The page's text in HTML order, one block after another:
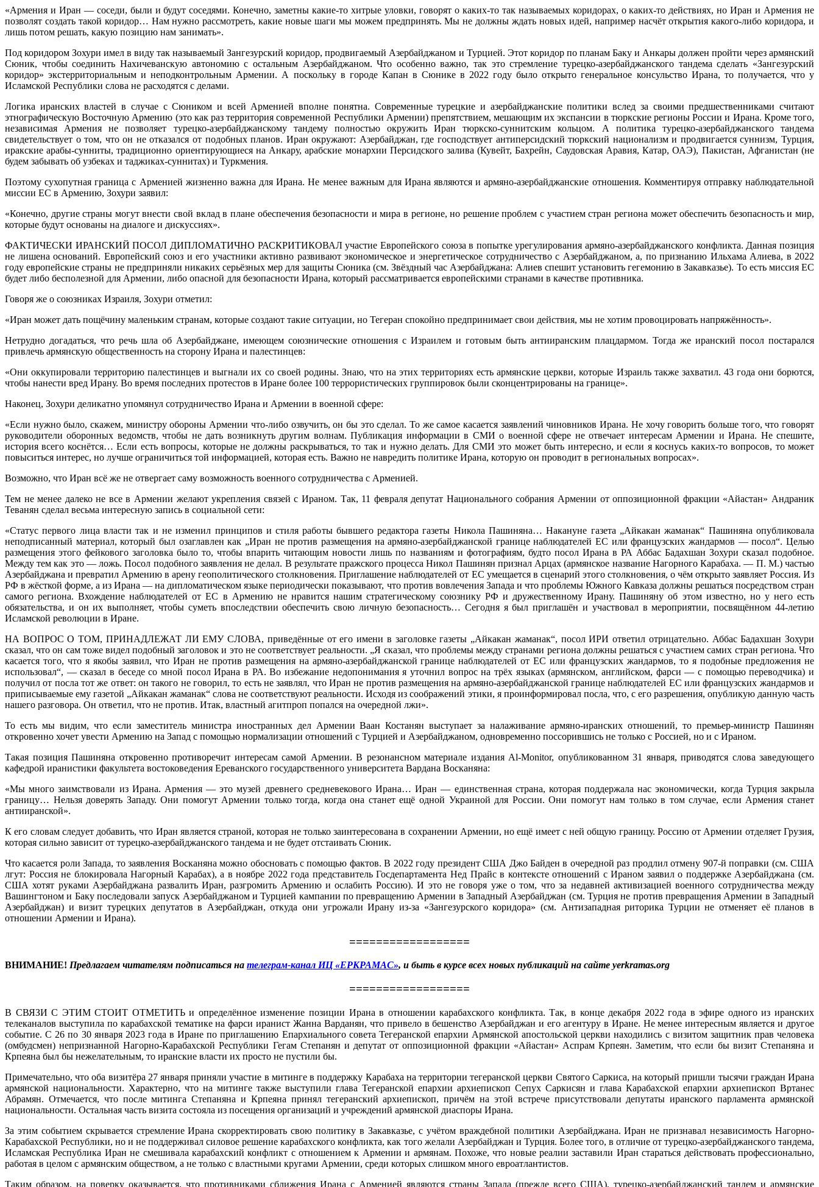
«Армения и Иран — соседи, были и будут соседями. Конечно, заметны какие-то хитрые уловки, говорят о каких-то так называемых коридорах, о каких-то действиях, но Иран и Армения не
позволят создать такой коридор… Нам нужно рассмотреть, какие новые шаги мы можем предпринять. Мы не должны ждать новых идей, например насчёт открытия какого-либо коридора, и
лишь потом решать, какую позицию нам занимать».
Под коридором Зохури имел в виду так называемый Зангезурский коридор, продвигаемый Азербайджаном и Турцией. Этот коридор по планам Баку и Анкары должен пройти через армянский
Сюник, чтобы соединить Нахичеванскую автономию с остальным Азербайджаном. Что особенно важно, так это стремление турецко-азербайджанского тандема сделать «Зангезурский
коридор» экстерриториальным и неподконтрольным Армении. А поскольку в городе Капан в Сюнике в 2022 году было открыто генеральное консульство Ирана, то получается, что у
Исламской Республики слова не расходятся с делами.
Логика иранских властей в случае с Сюником и всей Арменией вполне понятна. Современные турецкие и азербайджанские политики вслед за своими предшественниками считают
этнографическую Восточную Армению (это как раз территория современной Республики Армении) препятствием, мешающим их экспансии в тюркские регионы России и Ирана. Кроме того,
независимая Армения не позволяет турецко-азербайджанскому тандему полностью окружить Иран тюркско-суннитским кольцом. А политика турецко-азербайджанского тандема
свидетельствует о том, что он не отказался от подобных планов. Иран окружают: Азербайджан, где господствует антиперсидский тюркский национализм и продвигается суннизм, Турция,
иракские арабы-сунниты, традиционно ориентирующиеся на Анкару, арабские монархии Персидского залива (Кувейт, Бахрейн, Саудовская Аравия, Катар, ОАЭ), Пакистан, Афганистан (не
будем забывать об узбеках и таджиках-суннитах) и Туркмения.
Поэтому сухопутная граница с Арменией жизненно важна для Ирана. Не менее важным для Ирана являются и армяно-азербайджанские отношения. Комментируя отправку наблюдательной
миссии ЕС в Армению, Зохури заявил:
«Конечно, другие страны могут внести свой вклад в плане обеспечения безопасности и мира в регионе, но решение проблем с участием стран региона может обеспечить безопасность и мир,
которые будут основаны на диалоге и дискуссиях».
ФАКТИЧЕСКИ ИРАНСКИЙ ПОСОЛ ДИПЛОМАТИЧНО РАСКРИТИКОВАЛ участие Европейского союза в попытке урегулирования армяно-азербайджанского конфликта. Данная позиция
не лишена оснований. Европейский союз и его участники активно развивают экономическое и энергетическое сотрудничество с Азербайджаном, а, по признанию Ильхама Алиева, в 2022
году европейские страны не предприняли никаких серьёзных мер для защиты Сюника (см. Звёздный час Азербайджана: Алиев спешит установить гегемонию в Закавказье). То есть миссия ЕС
будет либо бесполезной для Армении, либо опасной для безопасности Ирана, который рассматривается европейскими странами в качестве противника.
Говоря же о союзниках Израиля, Зохури отметил:
«Иран может дать пощёчину маленьким странам, которые создают такие ситуации, но Тегеран спокойно предпринимает свои действия, мы не хотим провоцировать напряжённость».
Нетрудно догадаться, что речь шла об Азербайджане, имеющем союзнические отношения с Израилем и готовым быть антииранским плацдармом. Тогда же иранский посол постарался
привлечь армянскую общественность на сторону Ирана и палестинцев:
«Они оккупировали территорию палестинцев и выгнали их со своей родины. Знаю, что на этих территориях есть армянские церкви, которые Израиль также захватил. 43 года они борются,
чтобы нанести вред Ирану. Во время последних протестов в Иране более 100 террористических группировок были сконцентрированы на границе».
Наконец, Зохури деликатно упомянул сотрудничество Ирана и Армении в военной сфере:
«Если нужно было, скажем, министру обороны Армении что-либо озвучить, он бы это сделал. То же самое касается заявлений чиновников Ирана. Не хочу говорить больше того, что говорят
руководители оборонных ведомств, чтобы не дать возникнуть другим волнам. Публикация информации в СМИ о военной сфере не отвечает интересам Армении и Ирана. Не спешите,
история всего коснётся… Если есть вопросы, которые не должны раскрываться, то так и нужно делать. Для СМИ это может быть интересно, и если я коснусь каких-то вопросов, то может
повыситься интерес, но лучше ограничиться той информацией, которая есть. Важно не навредить политике Ирана, которую он проводит в региональных вопросах».
Возможно, что Иран всё же не отвергает саму возможность военного сотрудничества с Арменией.
Тем не менее далеко не все в Армении желают укрепления связей с Ираном. Так, 11 февраля депутат Национального собрания Армении от оппозиционной фракции «Айастан» Андраник
Теванян сделал весьма интересную запись в социальной сети:
«Статус первого лица власти так и не изменил принципов и стиля работы бывшего редактора газеты Никола Пашиняна… Накануне газета „Айкакан жаманак“ Пашиняна опубликовала
неподписанный материал, который был озаглавлен как „Иран не против размещения на армяно-азербайджанской границе наблюдателей ЕС или французских жандармов — посол“. Целью
размещения этого фейкового заголовка было то, чтобы впарить читающим новости лишь по названиям и фотографиям, будто посол Ирана в РА Аббас Бадахшан Зохури сказал подобное.
Между тем как это — ложь. Посол подобного заявления не делал. В результате пражского процесса Никол Пашинян признал Арцах (армянское название Нагорного Карабаха. — П. М.) частью
Азербайджана и превратил Армению в арену геополитического столкновения. Приглашение наблюдателей от ЕС умещается в сценарий этого столкновения, о чём открыто заявляет Россия. Из
РФ в жёсткой форме, а из Ирана — на дипломатическом языке периодически показывают, что против вовлечения Запада и что проблемы Южного Кавказа должны решаться посредством стран
самого региона. Вхождение наблюдателей от ЕС в Армению не нравится нашим стратегическому союзнику РФ и дружественному Ирану. Пашиняну об этом известно, но у него есть
обязательства, и он их выполняет, чтобы суметь впоследствии обеспечить свою личную безопасность… Сегодня я был приглашён и участвовал в мероприятии, посвящённом 44-летию
Исламской революции в Иране.
НА ВОПРОС О ТОМ, ПРИНАДЛЕЖАТ ЛИ ЕМУ СЛОВА, приведённые от его имени в заголовке газеты „Айкакан жаманак“, посол ИРИ ответил отрицательно. Аббас Бадахшан Зохури
сказал, что он сам тоже видел подобный заголовок и это не соответствует реальности. „Я сказал, что проблемы между странами региона должны решаться с участием самих стран региона. Что
касается того, что я якобы заявил, что Иран не против размещения на армяно-азербайджанской границе наблюдателей от ЕС или французских жандармов, то я подобные предложения не
использовал“, — сказал в беседе со мной посол Ирана в РА. Во избежание недопонимания я уточнил вопрос на трёх языках (армянском, английском, фарси — с помощью переводчика) и
получил от посла тот же ответ: он такого не говорил, то есть не заявлял, что Иран не против размещения на армяно-азербайджанской границе наблюдателей ЕС или французских жандармов и
приписываемые ему газетой „Айкакан жаманак“ слова не соответствуют реальности. Исходя из соображений этики, я проинформировал посла, что, с его разрешения, опубликую данную часть
нашего разговора. Он ответил, что не против. Итак, властный агитпроп попался на очередной лжи».
То есть мы видим, что если заместитель министра иностранных дел Армении Ваан Костанян выступает за налаживание армяно-иранских отношений, то премьер-министр Пашинян
откровенно хочет увести Армению на Запад с помощью нормализации отношений с Турцией и Азербайджаном, одновременно поссорившись не только с Россией, но и с Ираном.
Такая позиция Пашиняна откровенно противоречит интересам самой Армении. В резонансном материале издания Al-Monitor, опубликованном 31 января, приводятся слова заведующего
кафедрой иранистики факультета востоковедения Ереванского государственного университета Вардана Восканяна:
«Мы много заимствовали из Ирана. Армения — это музей древнего средневекового Ирана… Иран — единственная страна, которая поддержала нас экономически, когда Турция закрыла
границу… Нельзя доверять Западу. Они помогут Армении только тогда, когда она станет ещё одной Украиной для России. Они помогут нам только в том случае, если Армения станет
антииранской».
К его словам следует добавить, что Иран является страной, которая не только заинтересована в сохранении Армении, но ещё имеет с ней общую границу. Россию от Армении отделяет Грузия,
которая сильно зависит от турецко-азербайджанского тандема и не будет отстаивать Сюник.
Что касается роли Запада, то заявления Восканяна можно обосновать с помощью фактов. В 2022 году президент США Джо Байден в очередной раз продлил отмену 907-й поправки (см. США
лгут: Россия не блокировала Нагорный Карабах), а в ноябре 2022 года представитель Госдепартамента Нед Прайс в контексте отношений с Ираном заявил о поддержке Азербайджана (см.
США хотят руками Азербайджана развалить Иран, разгромить Армению и ослабить Россию). И это не говоря уже о том, что за недавней активизацией военного сотрудничества между
Вашингтоном и Баку последовали запуск Азербайджаном и Турцией кампании по превращению Армении в Западный Азербайджан (см. Турция не против превращения Армении в Западный
Азербайджан) и визит турецких депутатов в Азербайджан, откуда они угрожали Ирану из-за «Зангезурского коридора» (см. Антизападная риторика Турции не отменяет её планов в
отношении Армении и Ирана).
==================
ВНИМАНИЕ! Предлагаем читателям подписаться на телеграм-канал ИЦ «ЕРКРАМАС», и быть в курсе всех новых публикаций на сайте yerkramas.org
==================
В СВЯЗИ С ЭТИМ СТОИТ ОТМЕТИТЬ и определённое изменение позиции Ирана в отношении карабахского конфликта. Так, в конце декабря 2022 года в эфире одного из иранских
телеканалов выступила по карабахской тематике на фарси иранист Жанна Варданян, что привело в бешенство Азербайджан и его агентуру в Иране. Не менее интересным является и другое
событие. С 26 по 30 января 2023 года в Иране по приглашению Епархиального совета Тегеранской епархии Армянской апостольской церкви находились с визитом защитник прав человека
(омбудсмен) непризнанной Нагорно-Карабахской Республики Гегам Степанян и депутат от оппозиционной фракции «Айастан» Аспрам Крпеян. Заметим, что если бы визит Степаняна и
Крпеяна был бы нежелательным, то иранские власти их просто не пустили бы.
Примечательно, что оба визитёра 27 января приняли участие в митинге в поддержку Карабаха на территории тегеранской церкви Святого Саркиса, на который пришли тысячи граждан Ирана
армянской национальности. Характерно, что на митинге также выступили глава Тегеранской епархии архиепископ Сепух Саркисян и глава Карабахской епархии архиепископ Вртанес
Абрамян. Отмечается, что после митинга Степаняна и Крпеяна принял тегеранский архиепископ, причём на этой встрече присутствовали депутаты иранского парламента армянской
национальности. Остальная часть визита состояла из посещения организаций и учреждений армянской диаспоры Ирана.
За этим событием скрывается стремление Ирана скорректировать свою политику в Закавказье, с учётом враждебной политики Азербайджана. Иран не признавал независимость Нагорно-
Карабахской Республики, но и не поддерживал силовое решение карабахского конфликта, как того желали Азербайджан и Турция. Более того, в отличие от турецко-азербайджанского тандема,
Исламская Республика Иран не смешивала карабахский конфликт с отношением к Армении и армянам. Похоже, что новые реалии заставили Иран стараться действовать профессионально,
работая в целом с армянским обществом, а не только с властными кругами Армении, среди которых слишком много евроатлантистов.
Таким образом, на поверку оказывается, что противниками сближения Ирана с Арменией являются страны Запада (прежде всего США), турецко-азербайджанский тандем и армянские